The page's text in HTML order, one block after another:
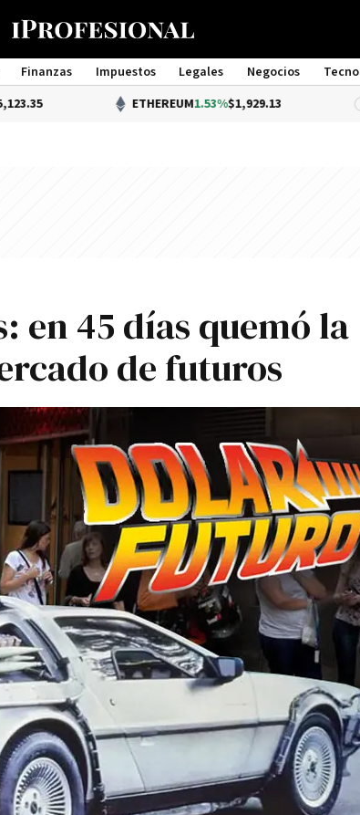
Finanzas Impuestos Legales Negocios
Management
ETHEREUM 1.53%$1,929.13
en 45 días quemó la
de futuros